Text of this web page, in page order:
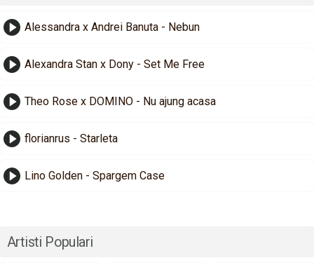
Alessandra x Andrei Banuta - Nebun
Alexandra Stan x Dony - Set Me Free
Theo Rose x DOMINO - Nu ajung acasa
florianrus - Starleta
Lino Golden - Spargem Case
Artisti Populari